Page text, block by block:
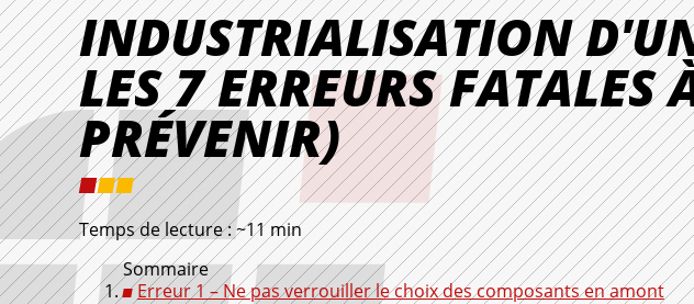
INDUSTRIALISATION
LES 7 ERREURS
PRÉVENIR)
Temps de lecture : ~11 min
Sommaire
Erreur 1 – Ne pas verrouiller le choix des composants en amont